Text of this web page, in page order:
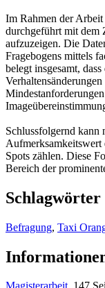
Im Rahmen der
durchgeführt mit dem
aufzuzeigen. Die
Fragebogens mittels
belegt insgesamt,
Schlussfolgernd kann
Spots zählen. Diese
Bereich der
Schlagwörter
Befragung, Taxi